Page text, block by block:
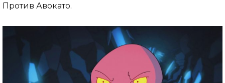
Против Авокато.